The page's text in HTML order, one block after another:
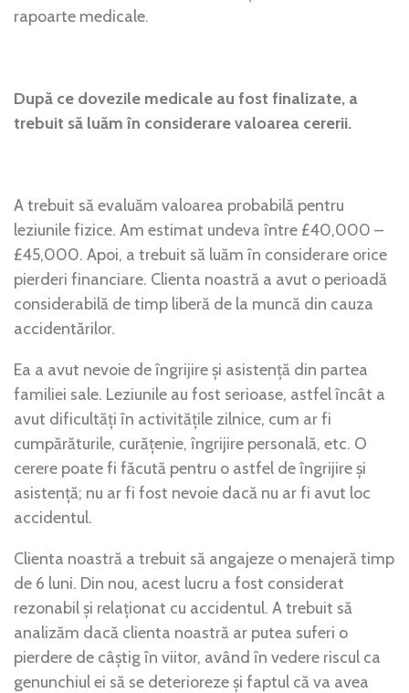
rapoarte medicale.
După ce dovezile medicale au fost finalizate, a
trebuit să luăm în considerare valoarea cererii.
A trebuit să evaluăm valoarea probabilă pentru
leziunile fizice. Am estimat undeva între £40,000 –
£45,000. Apoi, a trebuit să luăm în considerare orice
pierderi financiare. Clienta noastră a avut o perioadă
considerabilă de timp liberă de la muncă din cauza
accidentărilor.
Ea a avut nevoie de îngrijire și asistență din partea
familiei sale. Leziunile au fost serioase, astfel încât a
avut dificultăți în activitățile zilnice, cum ar fi
cumpărăturile, curățenie, îngrijire personală, etc. O
cerere poate fi făcută pentru o astfel de îngrijire și
asistență; nu ar fi fost nevoie dacă nu ar fi avut loc
accidentul.
Clienta noastră a trebuit să angajeze o menajeră timp
de 6 luni. Din nou, acest lucru a fost considerat
rezonabil și relaționat cu accidentul. A trebuit să
analizăm dacă clienta noastră ar putea suferi o
pierdere de câștig în viitor, având în vedere riscul ca
genunchiul ei să se deterioreze și faptul că va avea